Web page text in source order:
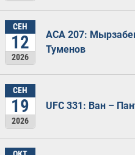
СЕН
12
2026
ACA 207:
Туменов
СЕН
19
2026
UFC 331: Ван –